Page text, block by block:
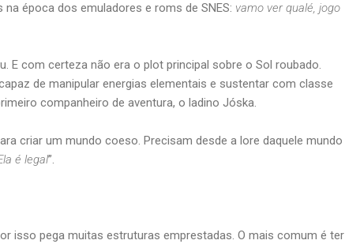
época dos emuladores e roms de SNES: vamo ver qualé, jogo
E com certeza não era o plot principal sobre o Sol roubado.
de manipular energias elementais e sustentar com classe
companheiro de aventura, o ladino Jóska.
criar um mundo coeso. Precisam desde a lore daquele mundo
é legal”.
isso pega muitas estruturas emprestadas. O mais comum é ter